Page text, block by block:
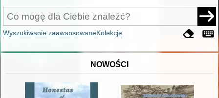
Wyszukiwanie zaawansowaneKolekcje
NOWOŚCI